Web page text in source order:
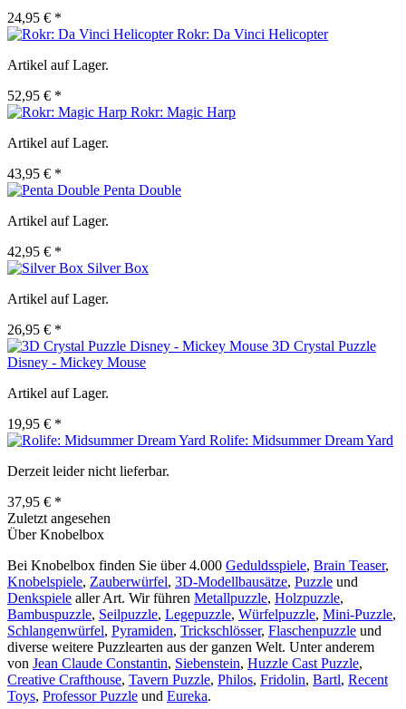
24,95 € *
Rokr: Da Vinci Helicopter
Artikel auf Lager.
52,95 € *
Rokr: Magic Harp
Artikel auf Lager.
43,95 € *
Penta Double
Artikel auf Lager.
42,95 € *
Silver Box
Artikel auf Lager.
26,95 € *
3D Crystal Puzzle
Disney - Mickey Mouse
Artikel auf Lager.
19,95 € *
Rolife: Midsummer Dream Yard
Derzeit leider nicht lieferbar.
37,95 € *
Zuletzt angesehen
Über Knobelbox
Bei Knobelbox finden Sie über 4.000 Geduldsspiele, Brain Teaser,
Knobelspiele, Zauberwürfel, 3D-Modellbausätze, Puzzle und
Denkspiele aller Art. Wir führen Metallpuzzle, Holzpuzzle,
Bambuspuzzle, Seilpuzzle, Legepuzzle, Würfelpuzzle, Mini-Puzzle,
Schlangenwürfel, Pyramiden, Trickschlösser, Flaschenpuzzle und
diverse weitere Puzzlearten aus der ganzen Welt. Unter anderem
von Jean Claude Constantin, Siebenstein, Huzzle Cast Puzzle,
Creative Crafthouse, Tavern Puzzle, Philos, Fridolin, Bartl, Recent
Toys, Professor Puzzle und Eureka.